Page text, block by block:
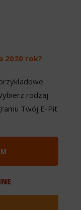
2020 rok?
rodzaj
Twój E-Pit